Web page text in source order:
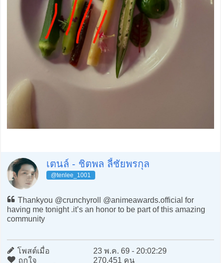
เตนล์ - ชิตพล ลี้ชัยพรกุล
@tenlee_1001
Thankyou @crunchyroll @animeawards.official for
having me tonight .it’s an honor to be part of this amazing
community
โพสต์เมื่อ
23 พ.ค. 69 - 20:02:29
ถูกใจ
270,451 คน